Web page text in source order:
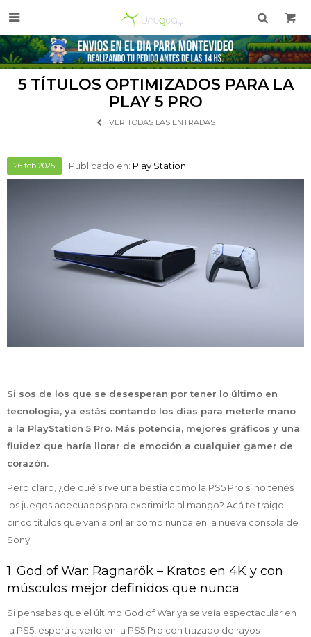

5 TÍTULOS OPTIMIZADOS PARA LA
PLAY 5 PRO
VER TODAS LAS ENTRADAS
26 feb 2025 Publicado en: Play Station
Si sos de los que se desesperan por tener lo último en
tecnología, ya estás contando los días para meterle mano
a la PlayStation 5 Pro. Más potencia, mejores gráficos y una
fluidez que haría llorar de emoción a cualquier gamer de
corazón.
Pero claro, ¿de qué sirve una bestia como la PS5 Pro si no tenés
los juegos adecuados para exprimirla al mango? Acá te traigo
cinco títulos que van a brillar como nunca en la nueva consola de
Sony.
1. God of War: Ragnarök – Kratos en 4K y con
músculos mejor definidos que nunca
Si pensabas que el último God of War ya se veía espectacular en
la PS5, esperá a verlo en la PS5 Pro con trazado de rayos